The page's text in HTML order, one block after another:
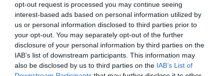
opt-out request is processed you may continue seeing
interest-based ads based on personal information utilized by
us or personal information disclosed to third parties prior to
your opt-out. You may separately opt-out of the further
disclosure of your personal information by third parties on the
IAB’s list of downstream participants. This information may
also be disclosed by us to third parties on the IAB’s List of